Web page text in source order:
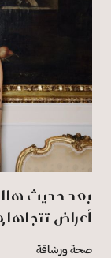
بعد حديث
أعراض
صحة ورشاقة